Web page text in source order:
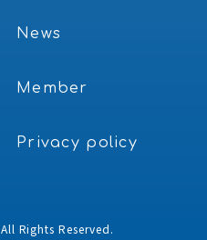
News
Member
Privacy policy
All Rights Reserved.